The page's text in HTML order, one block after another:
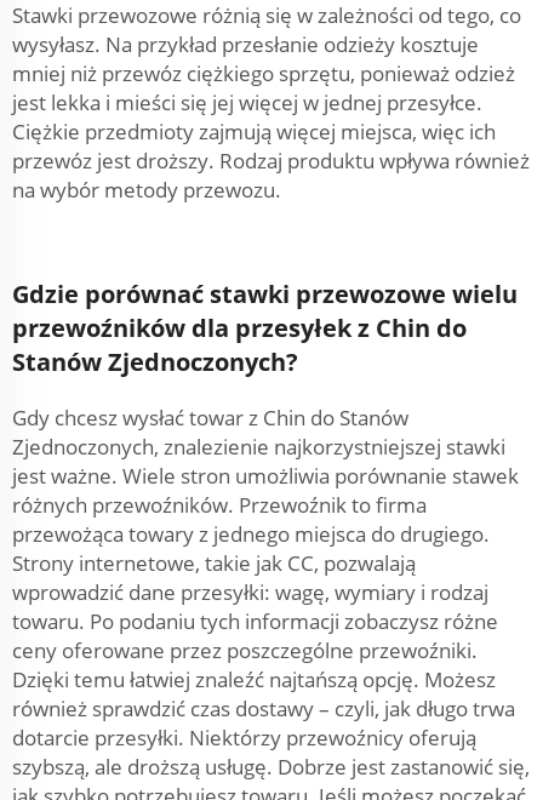
Stawki przewozowe różnią się w zależności od tego, co
wysyłasz. Na przykład przesłanie odzieży kosztuje
mniej niż przewóz ciężkiego sprzętu, ponieważ odzież
jest lekka i mieści się jej więcej w jednej przesyłce.
Ciężkie przedmioty zajmują więcej miejsca, więc ich
przewóz jest droższy. Rodzaj produktu wpływa również
na wybór metody przewozu.
Gdzie porównać stawki przewozowe wielu
przewoźników dla przesyłek z Chin do
Stanów Zjednoczonych?
Gdy chcesz wysłać towar z Chin do Stanów
Zjednoczonych, znalezienie najkorzystniejszej stawki
jest ważne. Wiele stron umożliwia porównanie stawek
różnych przewoźników. Przewoźnik to firma
przewożąca towary z jednego miejsca do drugiego.
Strony internetowe, takie jak CC, pozwalają
wprowadzić dane przesyłki: wagę, wymiary i rodzaj
towaru. Po podaniu tych informacji zobaczysz różne
ceny oferowane przez poszczególne przewoźniki.
Dzięki temu łatwiej znaleźć najtańszą opcję. Możesz
również sprawdzić czas dostawy – czyli, jak długo trwa
dotarcie przesyłki. Niektórzy przewoźnicy oferują
szybszą, ale droższą usługę. Dobrze jest zastanowić się,